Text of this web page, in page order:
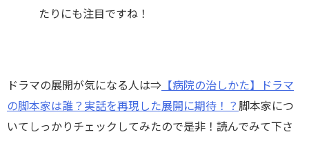
たりにも注目ですね！
ドラマの展開が気になる人は⇒ 【病院の治しかた】ドラマ
の脚本家は誰？実話を再現した展開に期待！？ 脚本家につ
いてしっかりチェックしてみたので是非！読んでみて下さ